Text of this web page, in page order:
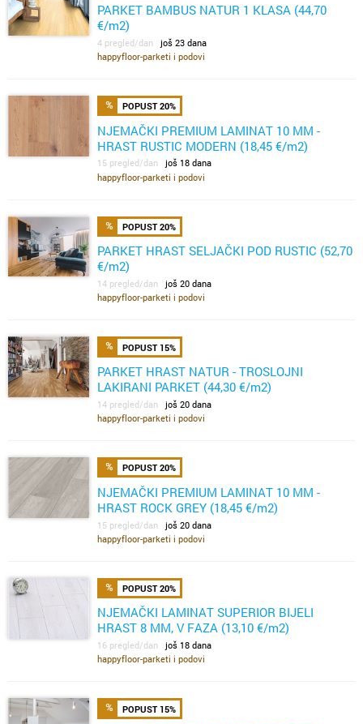
PARKET BAMBUS NATUR 1 KLASA (44,70
€/m2)
4 pregled/dan još 23 dana
happyfloor-parketi i podovi
POPUST 20%
NJEMAČKI PREMIUM LAMINAT 10 MM -
HRAST RUSTIC MODERN (18,45 €/m2)
15 pregled/dan još 18 dana
happyfloor-parketi i podovi
POPUST 20%
PARKET HRAST SELJAČKI POD RUSTIC (52,70
€/m2)
14 pregled/dan još 20 dana
happyfloor-parketi i podovi
POPUST 15%
PARKET HRAST NATUR - TROSLOJNI
LAKIRANI PARKET (44,30 €/m2)
14 pregled/dan još 20 dana
happyfloor-parketi i podovi
POPUST 20%
NJEMAČKI PREMIUM LAMINAT 10 MM -
HRAST ROCK GREY (18,45 €/m2)
15 pregled/dan još 20 dana
happyfloor-parketi i podovi
POPUST 20%
NJEMAČKI LAMINAT SUPERIOR BIJELI
HRAST 8 MM, V FAZA (13,10 €/m2)
16 pregled/dan još 18 dana
happyfloor-parketi i podovi
POPUST 15%